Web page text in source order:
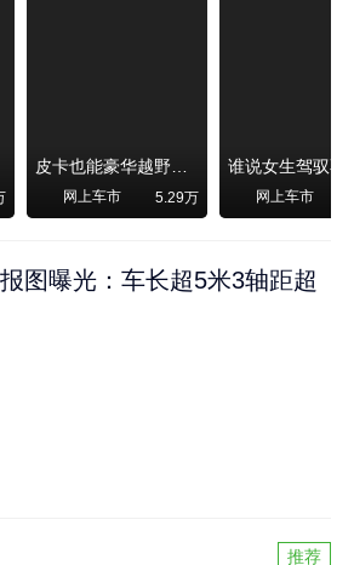
皮卡也能豪华越野！纵横F700上市，限时卖29.99万起
网上车市 5.29万 网上车市
图曝光：车长超5米3轴距超
推荐